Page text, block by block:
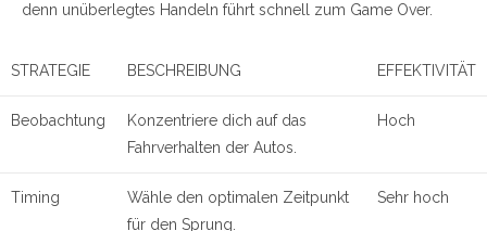
denn unüberlegtes Handeln führt schnell zum Game Over.
STRATEGIE BESCHREIBUNG EFFEKTIVITÄT
Beobachtung
Konzentriere dich auf das
Fahrverhalten der Autos.
Hoch
Timing
Wähle den optimalen Zeitpunkt
für den Sprung.
Sehr hoch